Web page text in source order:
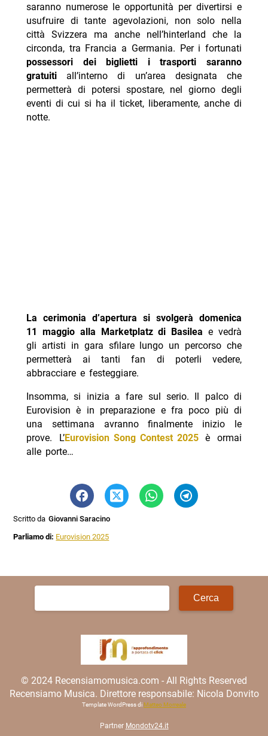
saranno numerose le opportunità per divertirsi e
usufruire di tante agevolazioni, non solo nella
città Svizzera ma anche nell’hinterland che la
circonda, tra Francia a Germania. Per i fortunati
possessori dei biglietti i trasporti saranno
gratuitiall’interno di un’area designata che
permetterà di potersi spostare, nel giorno degli
eventi di cui si ha il ticket, liberamente, anche di
notte.
La cerimonia d’apertura si svolgerà domenica
11 maggio alla Marketplatz di Basilea e vedrà
gli artisti in gara sfilare lungo un percorso che
permetterà ai tanti fan di poterli vedere,
abbracciare e festeggiare.
Insomma, si inizia a fare sul serio. Il palco di
Eurovision è in preparazione e fra poco più di
una settimana avranno finalmente inizio le
prove. L’Eurovision Song Contest 2025è ormai
alle porte…
Scritto da Giovanni Saracino
Parliamo di: Eurovision 2025
© 2024 Recensiamomusica.com - All Rights Reserved
Recensiamo Musica. Direttore responsabile: Nicola Donvito
Template WordPress di Matteo Morreale
Partner Mondotv24.it